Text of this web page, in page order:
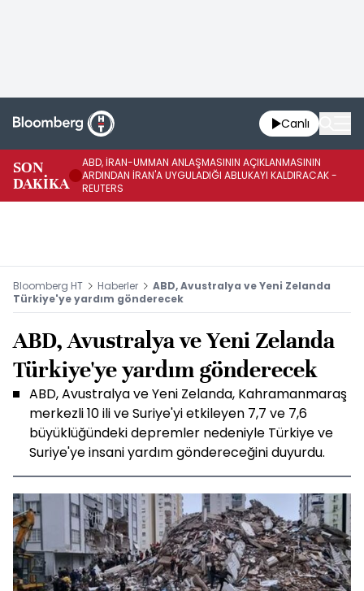
Canlı
SON
DAKİKA
ABD, İRAN-UMMAN ANLAŞMASININ AÇIKLANMASININ
ARDINDAN İRAN'A UYGULADIĞI ABLUKAYI KALDIRACAK -
REUTERS
Bloomberg HT Haberler
ABD, Avustralya ve Yeni Zelanda
Türkiye'ye yardım gönderecek
ABD, Avustralya ve Yeni Zelanda
Türkiye'ye yardım gönderecek
ABD, Avustralya ve Yeni Zelanda, Kahramanmaraş
merkezli 10 ili ve Suriye'yi etkileyen 7,7 ve 7,6
büyüklüğündeki depremler nedeniyle Türkiye ve
Suriye'ye insani yardım göndereceğini duyurdu.